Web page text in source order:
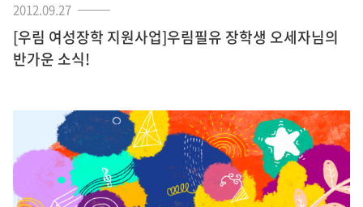
2012.09.27
[우림 여성장학 지원사업]우림필유 장학생 오세자님의
반가운 소식!